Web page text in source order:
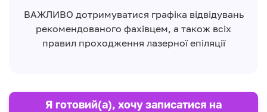
ВАЖЛИВО дотримуватися графіка відвідувань
рекомендованого фахівцем, а також всіх
правил проходження лазерної епіляції
Я готовий(а), хочу записатися на